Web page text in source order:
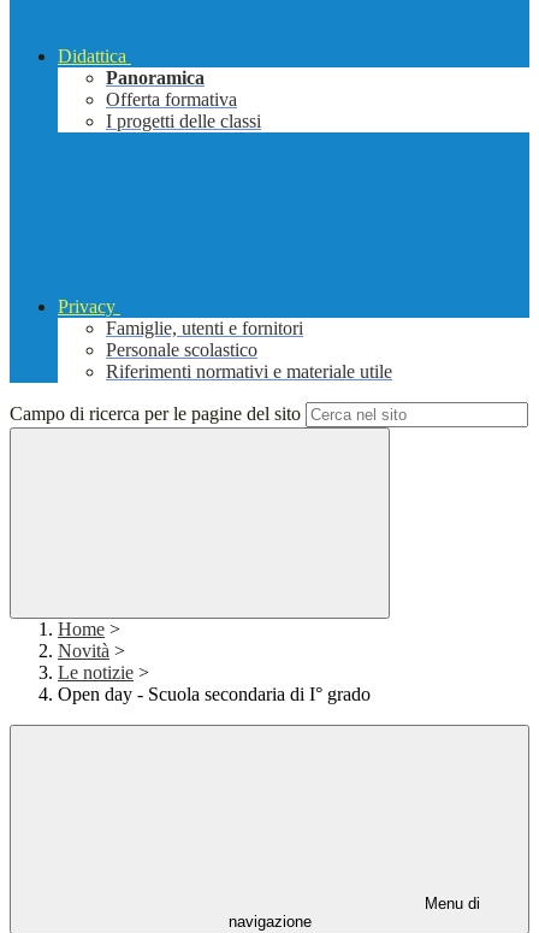
Didattica
Panoramica
Offerta formativa
I progetti delle classi
Privacy
Famiglie, utenti e fornitori
Personale scolastico
Riferimenti normativi e materiale utile
Campo di ricerca per le pagine del sito
Home >
Novità >
Le notizie >
Open day - Scuola secondaria di I° grado
Menu di
navigazione